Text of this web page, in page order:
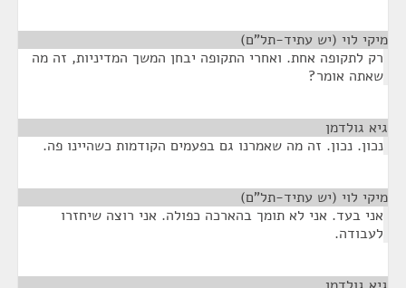
מיקי לוי (יש עתיד-תל"ם)
רק לתקופה אחת. ואחרי התקופה יבחן המשך המדיניות, זה מה
שאתה אומר?
גיא גולדמן
נכון. נכון. זה מה שאמרנו גם בפעמים הקודמות כשהיינו פה.
מיקי לוי (יש עתיד-תל"ם)
אני בעד. אני לא תומך בהארכה כפולה. אני רוצה שיחזרו
לעבודה.